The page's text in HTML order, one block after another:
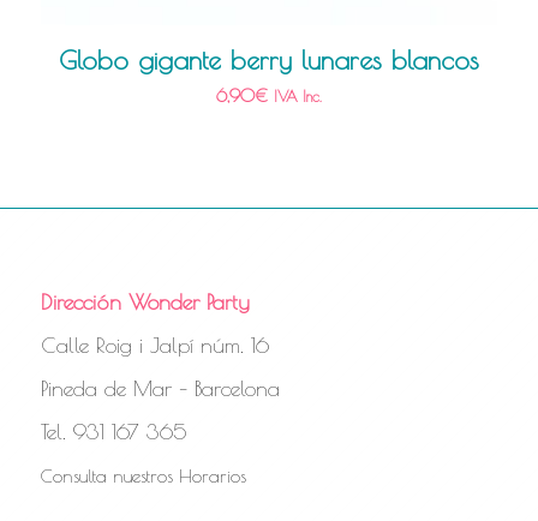
Globo gigante berry lunares blancos
6,90€ IVA Inc.
Dirección Wonder Party
Calle Roig i Jalpí núm. 16
Pineda de Mar – Barcelona
Tel. 931 167 365
Consulta nuestros Horarios